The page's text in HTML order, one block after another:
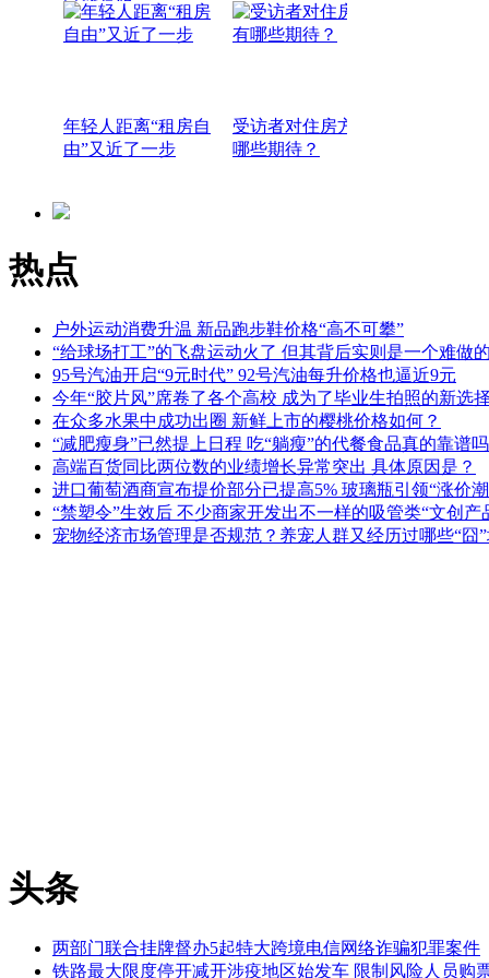
民警褒奖
年轻人距离“租房自
由”又近了一步
受访者对住房方面有
哪些期待？
热点
户外运动消费升温 新品跑步鞋价格“高不可攀”
“给球场打工”的飞盘运动火了 但其背后实则是一个难做
95号汽油开启“9元时代” 92号汽油每升价格也逼近9元
今年“胶片风”席卷了各个高校 成为了毕业生拍照的新选择
在众多水果中成功出圈 新鲜上市的樱桃价格如何？
“减肥瘦身”已然提上日程 吃“躺瘦”的代餐食品真的靠谱
高端百货同比两位数的业绩增长异常突出 具体原因是？
进口葡萄酒商宣布提价部分已提高5% 玻璃瓶引领“涨价
“禁塑令”生效后 不少商家开发出不一样的吸管类“文创产
宠物经济市场管理是否规范？养宠人群又经历过哪些“囧”
头条
两部门联合挂牌督办5起特大跨境电信网络诈骗犯罪案件
铁路最大限度停开减开涉疫地区始发车 限制风险人员购